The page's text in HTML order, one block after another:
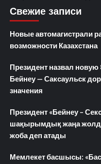
Свежие записи
Новые автомагистрали
возможности Казахстана
Президент назвал
Бейнеу — Саксаульск
значения
Президент «Бейнеу –
шақырымдық жаңа
жоба деп атады
Мемлекет басшысы: